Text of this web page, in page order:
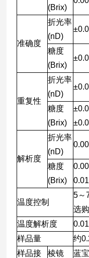
(Brix)
准确度
折光率
(nD)
糖度
(Brix)
重复性
折光率
(nD)
糖度
(Brix)
解析度
折光率
(nD)
糖度
(Brix)
温度控制
5～
选
温度解析度
样品量
约
样品接
棱镜
蓝